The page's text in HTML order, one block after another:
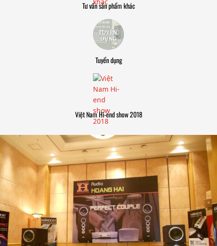
Tư vấn sản phẩm khác
Tuyển dụng
Việt Nam Hi-end show 2018